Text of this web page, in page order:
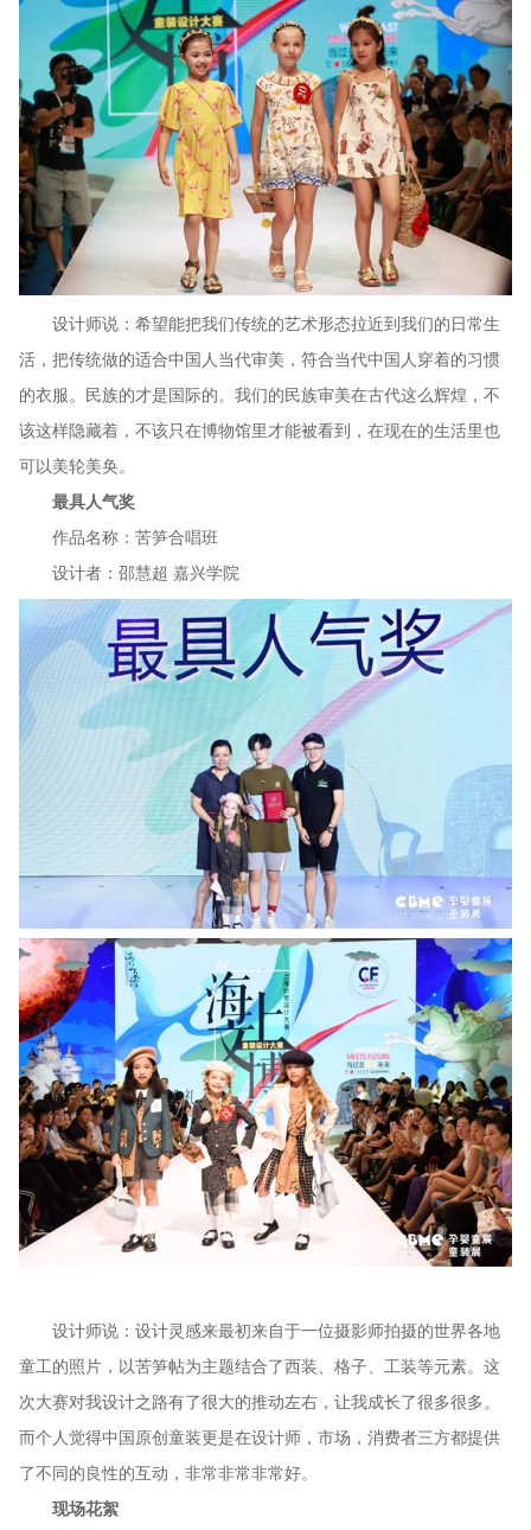
设计师说：希望能把我们传统的艺术形态拉近到我们的日常生
活，把传统做的适合中国人当代审美，符合当代中国人穿着的习惯
的衣服。民族的才是国际的。我们的民族审美在古代这么辉煌，不
该这样隐藏着，不该只在博物馆里才能被看到，在现在的生活里也
可以美轮美奂。
最具人气奖
作品名称：苦笋合唱班
设计者：邵慧超 嘉兴学院
设计师说：设计灵感来最初来自于一位摄影师拍摄的世界各地
童工的照片，以苦笋帖为主题结合了西装、格子、工装等元素。这
次大赛对我设计之路有了很大的推动左右，让我成长了很多很多。
而个人觉得中国原创童装更是在设计师，市场，消费者三方都提供
了不同的良性的互动，非常非常非常好。
现场花絮